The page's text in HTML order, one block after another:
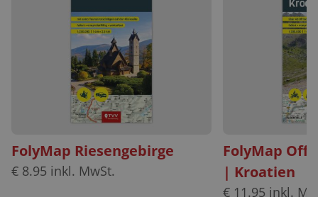
FolyMap Riesengebirge
€ 8.95 inkl. MwSt.
FolyMap
| Kroatien
€ 11.95 inkl.